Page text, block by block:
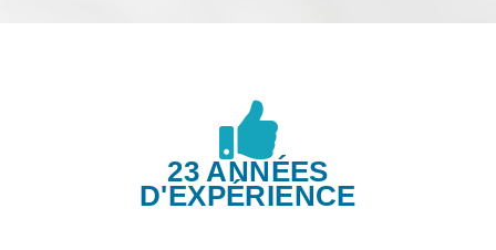
23 ANNÉES
D'EXPÉRIENCE